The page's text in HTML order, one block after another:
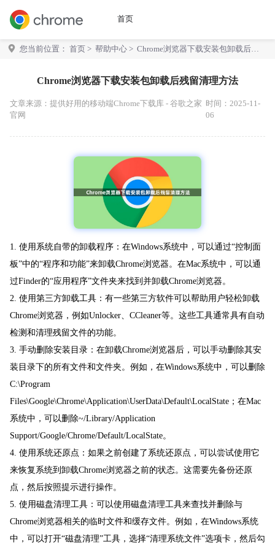
首页
您当前位置： 首页 > 帮助中心 > Chrome浏览器下载安装包卸载后残
Chrome浏览器下载安装包卸载后残留清理方法
文章来源： 提供好用的移动端Chrome下载库 - 谷歌之家
官网
时间：2025-11-
06
1. 使用系统自带的卸载程序：在Windows系统中，可以通过“控制面
板”中的“程序和功能”来卸载Chrome浏览器。在Mac系统中，可以通
过Finder的“应用程序”文件夹来找到并卸载Chrome浏览器。
2. 使用第三方卸载工具：有一些第三方软件可以帮助用户轻松卸载
Chrome浏览器，例如Unlocker、CCleaner等。这些工具通常具有自动
检测和清理残留文件的功能。
3. 手动删除安装目录：在卸载Chrome浏览器后，可以手动删除其安
装目录下的所有文件和文件夹。例如，在Windows系统中，可以删除
C:\Program
Files\Google\Chrome\Application\UserData\Default\LocalState；在Mac
系统中，可以删除~/Library/Application
Support/Google/Chrome/Default/LocalState。
4. 使用系统还原点：如果之前创建了系统还原点，可以尝试使用它
来恢复系统到卸载Chrome浏览器之前的状态。这需要先备份还原
点，然后按照提示进行操作。
5. 使用磁盘清理工具：可以使用磁盘清理工具来查找并删除与
Chrome浏览器相关的临时文件和缓存文件。例如，在Windows系统
中，可以打开“磁盘清理”工具，选择“清理系统文件”选项卡，然后勾